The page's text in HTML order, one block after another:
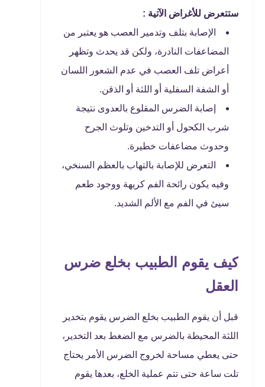
ستتعرض للأغراض الآتية :
الإصابة بتلف وتدمير العصب هو يعتبر من
المضاعفات النادرة، ولكن قد يحدث وتظهر
أعراض تلف العصب في عدم الشعور اللسان
أو الشفة السفلية أو اللثة أو الذقن.
إصابة الضرس المقلوع بالعدوى نتيجة
شرب الكحول أو التدخين وتلوث الجرح
وحدوث مضاعفات خطيرة.
التعرض للإصابة بالتهاب بالعظم السنخي،
وفيه يكون رائحة الفم كريهة ووجود طعم
سيئ في الفم مع الألم الشديد.
كيف يقوم الطبيب بخلع ضرس
العقل
قبل أن يقوم الطبيب بخلع الضرس يقوم بتخدير
اللثة المحيطة بالضرس مع الضغط بعد التخدير،
حتى يعطي مساحة لخروج الضرس الأمر يحتاج
تلت ساعة حتى تتم عملية الخلع، بعدها يقوم